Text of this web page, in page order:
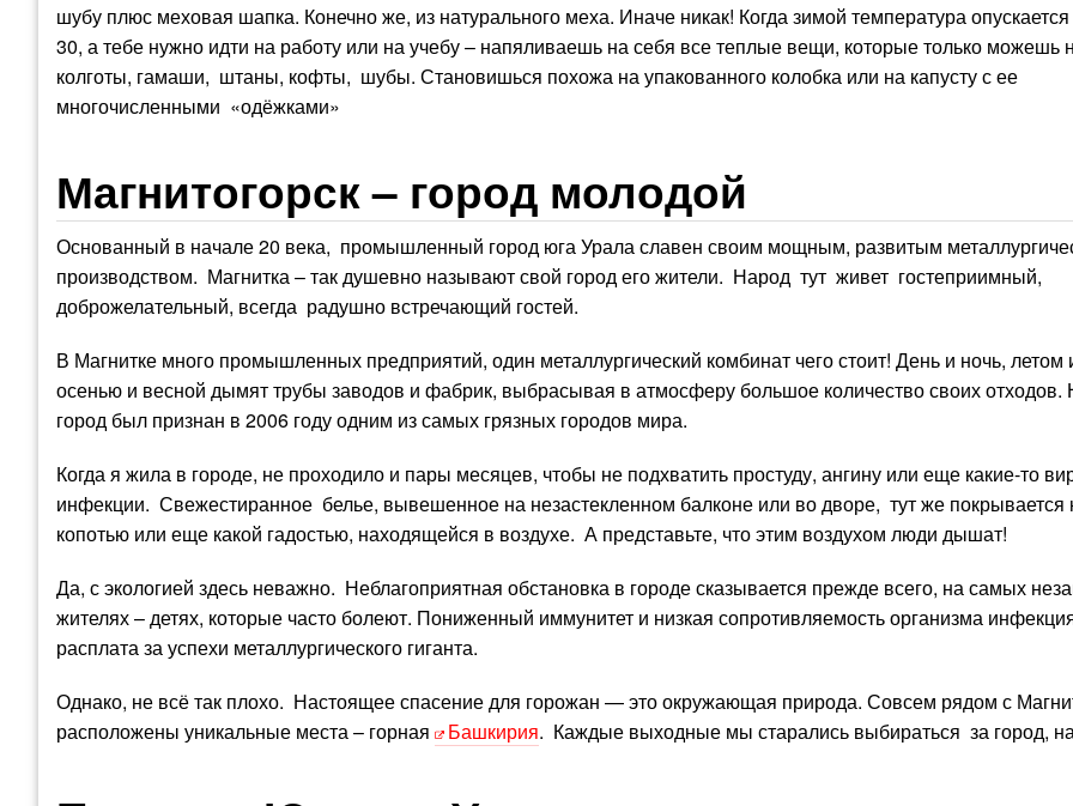
шубу плюс меховая шапка. Конечно же, из натурального меха. Иначе никак! Когда зимой температура
30, а тебе нужно идти на работу или на учебу – напяливаешь на себя все теплые вещи, которые только можешь
колготы, гамаши, штаны, кофты, шубы. Становишься похожа на упакованного колобка или на капусту с ее
многочисленными «одёжками»
Магнитогорск – город молодой
Основанный в начале 20 века, промышленный город юга Урала славен своим мощным, развитым
производством. Магнитка – так душевно называют свой город его жители. Народ тут живет гостеприимный,
доброжелательный, всегда радушно встречающий гостей.
В Магнитке много промышленных предприятий, один металлургический комбинат чего стоит! День и ночь, летом
осенью и весной дымят трубы заводов и фабрик, выбрасывая в атмосферу большое количество своих отходов.
город был признан в 2006 году одним из самых грязных городов мира.
Когда я жила в городе, не проходило и пары месяцев, чтобы не подхватить простуду, ангину или еще какие-то
инфекции. Свежестиранное белье, вывешенное на незастекленном балконе или во дворе, тут же покрывается
копотью или еще какой гадостью, находящейся в воздухе. А представьте, что этим воздухом люди дышат!
Да, с экологией здесь неважно. Неблагоприятная обстановка в городе сказывается прежде всего, на самых
жителях – детях, которые часто болеют. Пониженный иммунитет и низкая сопротивляемость организма
расплата за успехи металлургического гиганта.
Однако, не всё так плохо. Настоящее спасение для горожан — это окружающая природа. Совсем рядом с
расположены уникальные места – горная
Башкирия. Каждые выходные мы старались выбираться за город,